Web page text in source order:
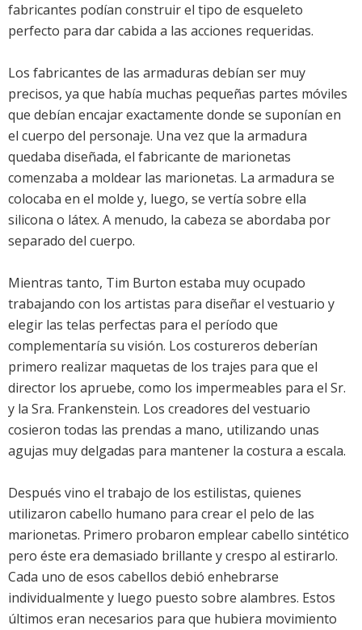
fabricantes podían construir el tipo de esqueleto
perfecto para dar cabida a las acciones requeridas.
Los fabricantes de las armaduras debían ser muy
precisos, ya que había muchas pequeñas partes móviles
que debían encajar exactamente donde se suponían en
el cuerpo del personaje. Una vez que la armadura
quedaba diseñada, el fabricante de marionetas
comenzaba a moldear las marionetas. La armadura se
colocaba en el molde y, luego, se vertía sobre ella
silicona o látex. A menudo, la cabeza se abordaba por
separado del cuerpo.
Mientras tanto, Tim Burton estaba muy ocupado
trabajando con los artistas para diseñar el vestuario y
elegir las telas perfectas para el período que
complementaría su visión. Los costureros deberían
primero realizar maquetas de los trajes para que el
director los apruebe, como los impermeables para el Sr.
y la Sra. Frankenstein. Los creadores del vestuario
cosieron todas las prendas a mano, utilizando unas
agujas muy delgadas para mantener la costura a escala.
Después vino el trabajo de los estilistas, quienes
utilizaron cabello humano para crear el pelo de las
marionetas. Primero probaron emplear cabello sintético
pero éste era demasiado brillante y crespo al estirarlo.
Cada uno de esos cabellos debió enhebrarse
individualmente y luego puesto sobre alambres. Estos
últimos eran necesarios para que hubiera movimiento